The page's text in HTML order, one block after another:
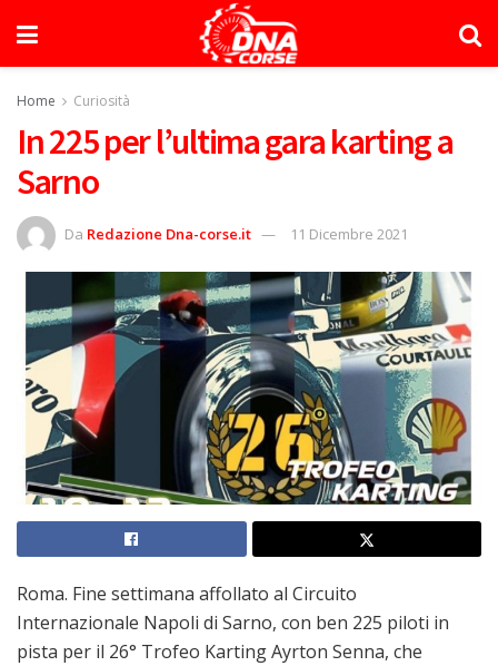
Home Curiosità
In 225 per l’ultima gara karting a
Sarno
Da Redazione Dna-corse.it 11 Dicembre 2021
Roma. Fine settimana affollato al Circuito
Internazionale Napoli di Sarno, con ben 225 piloti in
pista per il 26° Trofeo Karting Ayrton Senna, che